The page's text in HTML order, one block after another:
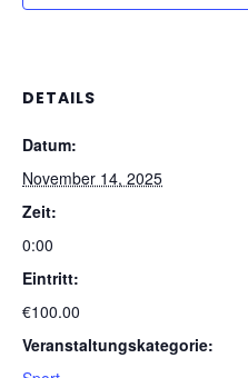
DETAILS
Datum:
November 14, 2025
Zeit:
0:00
Eintritt:
€100.00
Veranstaltungskategorie: